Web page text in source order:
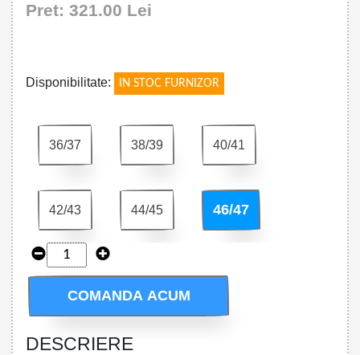
Pret: 321.00 Lei
Disponibilitate: IN STOC FURNIZOR
36/37 38/39 40/41
42/43 44/45 46/47
COMANDA ACUM
DESCRIERE